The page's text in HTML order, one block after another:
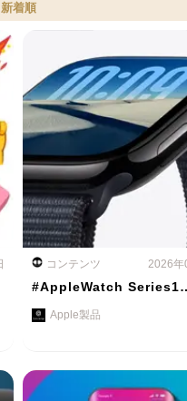
新着順
コンテンツ 2026年
#AppleWatch
Apple製品